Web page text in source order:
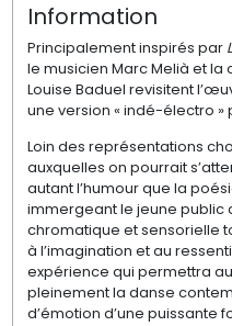
Information
Principalement inspirés par
le musicien Marc Melià et
Louise Baduel revisitent
une version « indé-électro
Loin des représentations
auxquelles on pourrait
autant l’humour que la
immergeant le jeune public
chromatique et sensorielle
à l’imagination et au
expérience qui permettra
pleinement la danse
d’émotion d’une puissante